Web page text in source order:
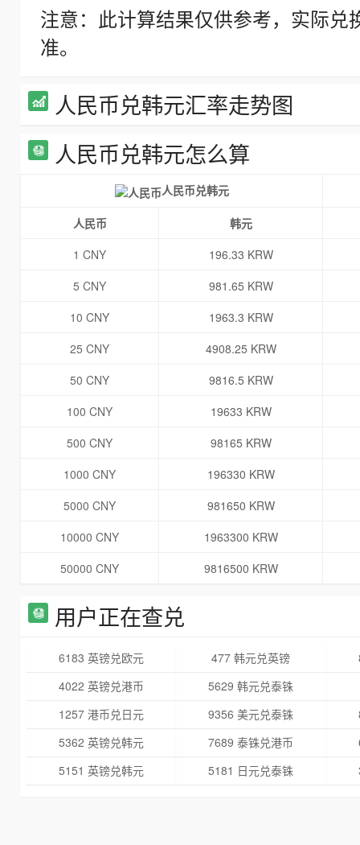
注意：此计算结果仅供参考，实际
准。
人民币兑韩元汇率走势图
人民币兑韩元怎么算
人民币兑韩元
人民币
韩元
1 CNY
196.33 KRW
5 CNY
981.65 KRW
10 CNY
1963.3 KRW
25 CNY
4908.25 KRW
50 CNY
9816.5 KRW
100 CNY
19633 KRW
500 CNY
98165 KRW
1000 CNY
196330 KRW
5000 CNY
981650 KRW
10000 CNY
1963300 KRW
50000 CNY
9816500 KRW
用户正在查兑
6183 英镑兑欧元 477 韩元兑英镑
4022 英镑兑港币
5629 韩元兑泰铢
1257 港币兑日元
9356 美元兑泰铢
5362 英镑兑韩元
7689 泰铢兑港币
5151 英镑兑韩元
5181 日元兑泰铢